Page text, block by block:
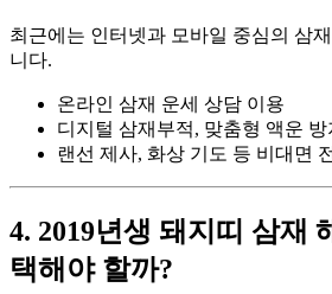
최근에는 인터넷과 모바일 중심의 삼
니다.
온라인 삼재 운세 상담 이용
디지털 삼재부적, 맞춤형 액운 방
랜선 제사, 화상 기도 등 비대면
4. 2019년생 돼지띠 삼재
택해야 할까?